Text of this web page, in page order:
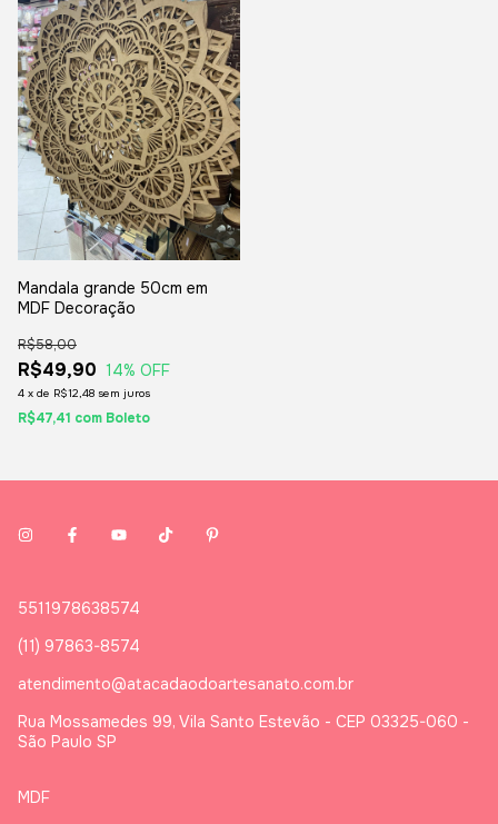
Mandala grande 50cm em
MDF Decoração
R$49,90
R$58,00
14% OFF
4 x de R$12,48 sem juros
R$47,41 com Boleto
5511978638574
(11) 97863-8574
atendimento@atacadaodoartesanato.com.br
Rua Mossamedes 99, Vila Santo Estevão - CEP 03325-060 -
São Paulo SP
MDF